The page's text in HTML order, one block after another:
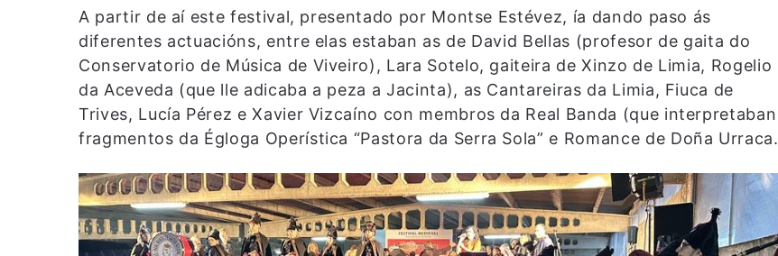
A partir de aí este festival, presentado por Montse Estévez, ía dando paso ás
diferentes actuacións, entre elas estaban as de David Bellas (profesor de gaita do
Conservatorio de Música de Viveiro), Lara Sotelo, gaiteira de Xinzo de Limia, Rogelio
da Aceveda (que lle adicaba a peza a Jacinta), as Cantareiras da Limia, Fiuca de
Trives, Lucía Pérez e Xavier Vizcaíno con membros da Real Banda (que interpretaban
fragmentos da Égloga Operística “Pastora da Serra Sola” e Romance de Doña Urraca.